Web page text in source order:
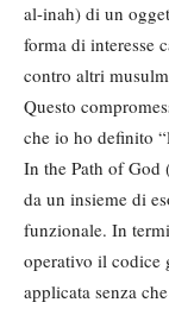
al-inah) di un
forma di interesse
contro altri
Questo
che io ho definito
In the Path of God
da un insieme di
funzionale. In
operativo il codice
applicata senza